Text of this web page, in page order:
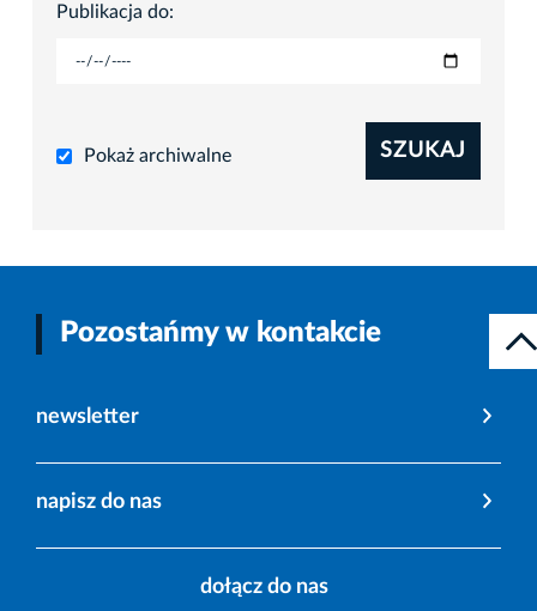
Publikacja do:
Pokaż archiwalne SZUKAJ
Pozostańmy w kontakcie
newsletter
napisz do nas
dołącz do nas